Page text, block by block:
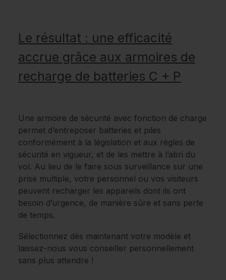
Le résultat : une efficacité
accrue grâce aux armoires de
recharge de batteries C + P
Une armoire de sécurité avec fonction de charge
permet d’entreposer batteries et piles
conformément à la législation et aux règles de
sécurité en vigueur, et de les mettre à l’abri du
vol. Au lieu de le faire sous surveillance sur une
prise multiple, votre personnel ou vos visiteurs
peuvent recharger les appareils dont ils ont
besoin d’urgence, de manière sûre et sans perte
de temps.
Sélectionnez dès maintenant votre modèle et
laissez-nous vous conseiller personnellement
sans plus attendre !